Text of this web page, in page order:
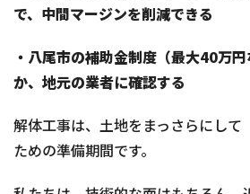
で、中間マージンを削減できる
・八尾市の補助金制度（最大40万
か、地元の業者に確認する
解体工事は、土地をまっさらにして
ための準備期間です。